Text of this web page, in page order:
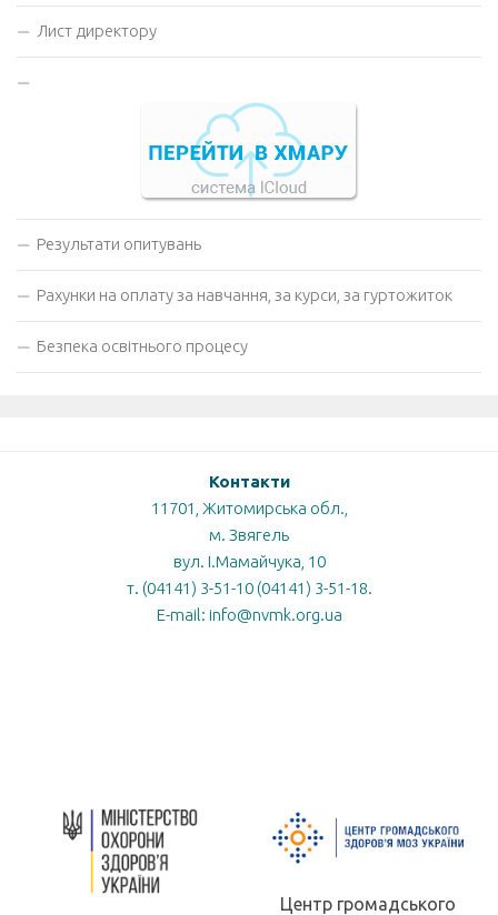
Лист директору
Результати опитувань
Рахунки на оплату за навчання, за курси, за гуртожиток
Безпека освітнього процесу
Контакти
11701, Житомирська обл.,
м. Звягель
вул. І.Мамайчука, 10
т. (04141) 3-51-10 (04141) 3-51-18.
E-mail: info@nvmk.org.ua
Центр громадського